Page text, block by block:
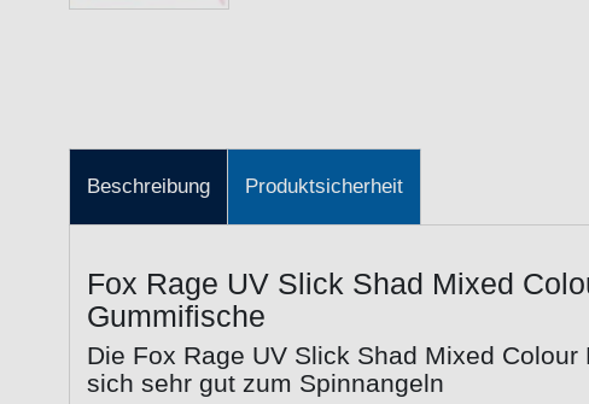
Beschreibung Produktsicherheit
Fox Rage UV Slick Shad Mixed
Gummifische
Die Fox Rage UV Slick Shad Mixed
sich sehr gut zum Spinnangeln